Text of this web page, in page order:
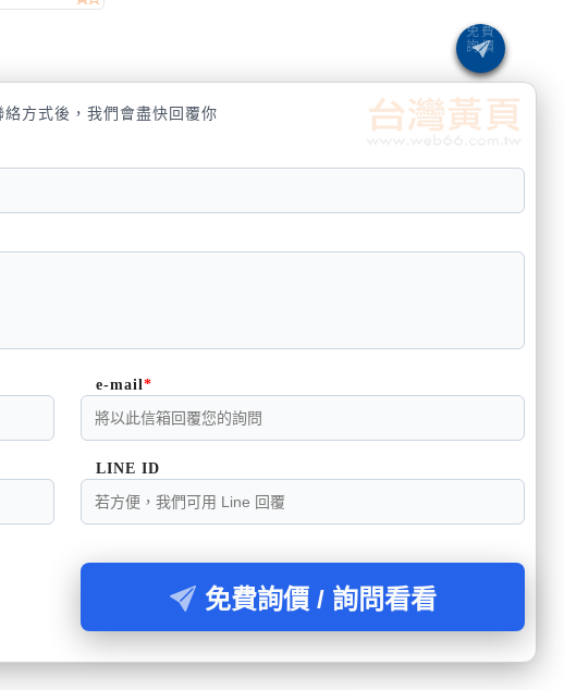
方式後，我們會盡快回覆你
e-mail
LINE ID
免費詢價 / 詢問看看